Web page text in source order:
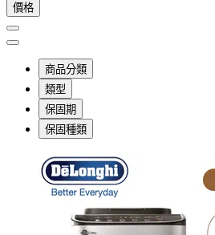
價格
商品分類
類型
保固期
保固種類